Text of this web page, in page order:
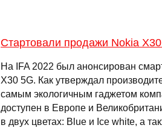
Стартовали продажи Nokia
На IFA 2022 был анонсирован
X30 5G. Как утверждал
самым экологичным гаджетом
доступен в Европе и
в двух цветах: Blue и Ice white, а